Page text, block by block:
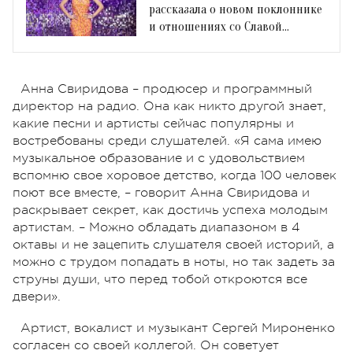
рассказала о новом поклоннике
и отношениях со Славой
Анна Свиридова – продюсер и программный
директор на радио. Она как никто другой знает,
какие песни и артисты сейчас популярны и
востребованы среди слушателей. «Я сама имею
музыкальное образование и с удовольствием
вспомню свое хоровое детство, когда 100 человек
поют все вместе, – говорит Анна Свиридова и
раскрывает секрет, как достичь успеха молодым
артистам. – Можно обладать диапазоном в 4
октавы и не зацепить слушателя своей историй, а
можно с трудом попадать в ноты, но так задеть за
струны души, что перед тобой откроются все
двери».
Артист, вокалист и музыкант Сергей Мироненко
согласен со своей коллегой. Он советует